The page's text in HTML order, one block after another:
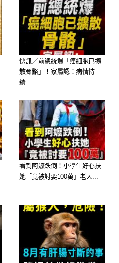
四名：生肖屬豬
子熬到頭迎來逆
（否極泰來）
的朋友在今年前半
明明最照顧大家，卻
德」、「福星」強勢
宮，這代表著你們
次徹底的洗滌。
快訊／前總統爆「癌細胞已擴
散骨骼」！家屬認：病情持
續...
看到阿嬤跌倒！小學生好心扶
她「竟被討要100萬」老人...